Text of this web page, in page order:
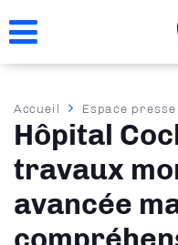
au
Fil
d'Ariane
Accueil Espace presse
Hôpital
travaux
avancée